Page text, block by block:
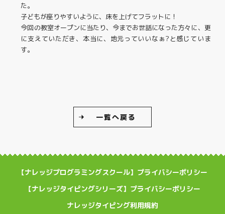
た。
子どもが座りやすいように、床を上げてフラットに！
今回の教室オープンに当たり、今までお世話になった方々に、更
に支えていただき、本当に、地元っていいなぁ?と感じていま
す。
一覧へ戻る
【ナレッジプログラミングスクール】プライバシーポリシー
【ナレッジタイピングシリーズ】プライバシーポリシー
ナレッジタイピング利用規約